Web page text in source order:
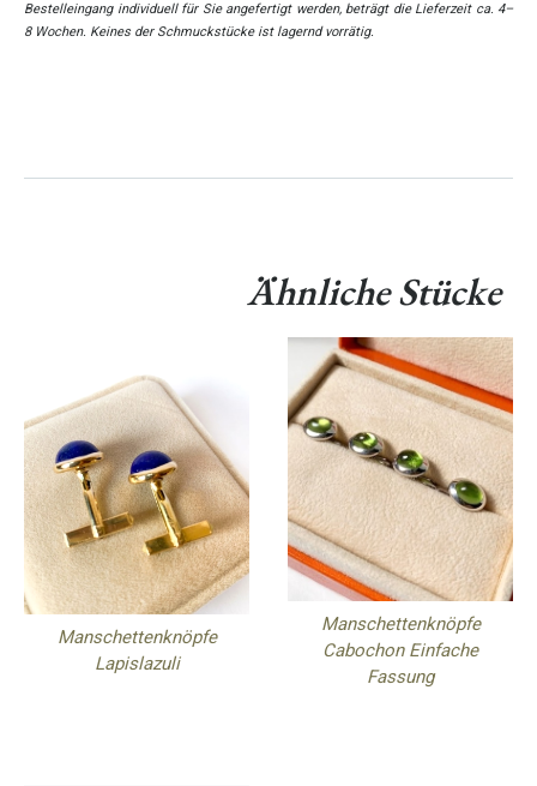
Bestelleingang individuell für Sie angefertigt werden, beträgt die Lieferzeit ca. 4–
8 Wochen. Keines der Schmuckstücke ist lagernd vorrätig.
Ähnliche Stücke
Manschettenknöpfe
Lapislazuli
Manschettenknöpfe
Cabochon Einfache
Fassung